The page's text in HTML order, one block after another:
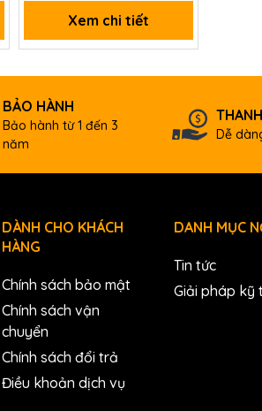
Xem chi tiết
BẢO HÀNH
Bảo hành từ 1 đến 3
năm
Dễ
DÀNH CHO KHÁCH
HÀNG
Chính sách bảo mật
Chính sách vận
chuyển
Chính sách đổi trả
Điều khoản dịch vụ
DANH MỤC
Tin tức
Giải pháp kỹ